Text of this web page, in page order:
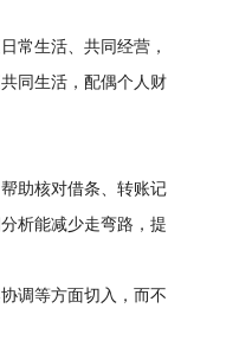
常生活、共同经营，
同生活，配偶个人财
助核对借条、转账记
析能减少走弯路，提
调等方面切入，而不